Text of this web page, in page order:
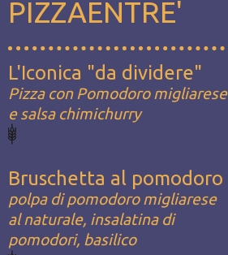
PIZZAENTRE'
L'Iconica "da dividere"
Pizza con Pomodoro migliarese
e salsa chimichurry
Bruschetta al pomodoro
polpa di pomodoro migliarese
al naturale, insalatina di
pomodori, basilico